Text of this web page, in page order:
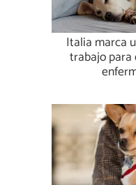
Italia marca
trabajo para